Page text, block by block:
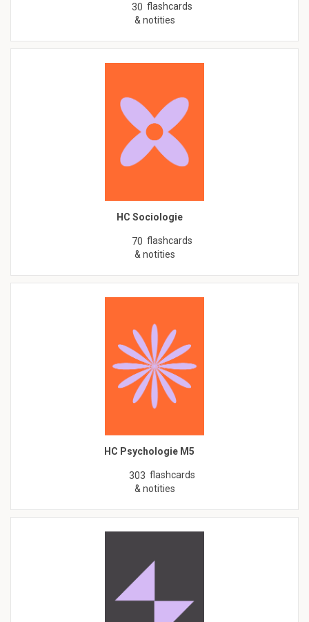
30 flashcards
& notities
HC Sociologie
70 flashcards
& notities
HC Psychologie M5
303 flashcards
& notities